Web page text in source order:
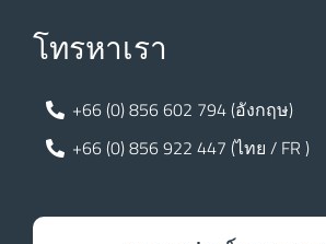
โทรหาเรา
+66 (0) 856 602 794 (อังกฤษ)
+66 (0) 856 922 447 (ไทย / FR )